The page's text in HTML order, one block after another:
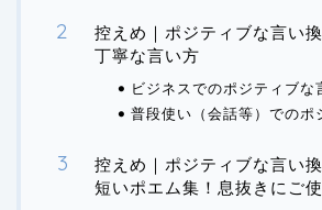
控えめ｜ポジティブな言い
丁寧な言い方
ビジネスでのポジティブな
普段使い（会話等）でのポ
控えめ｜ポジティブな言い
短いポエム集！息抜きにご